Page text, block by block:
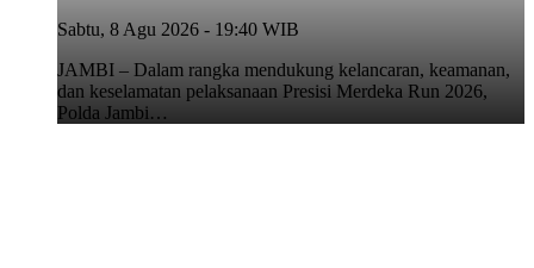
Sabtu, 8 Agu 2026 - 19:40 WIB
JAMBI – Dalam rangka mendukung kelancaran, keamanan,
dan keselamatan pelaksanaan Presisi Merdeka Run 2026,
Polda Jambi…